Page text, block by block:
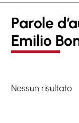
Parole
Emilio
Nessun risultato